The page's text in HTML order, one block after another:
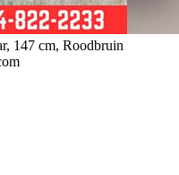
147 cm, Roodbruin